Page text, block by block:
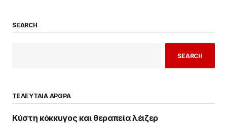
SEARCH
SEARCH
ΤΕΛΕΥΤΑΙΑ ΑΡΘΡΑ
Κύστη κόκκυγος και θεραπεία λέιζερ